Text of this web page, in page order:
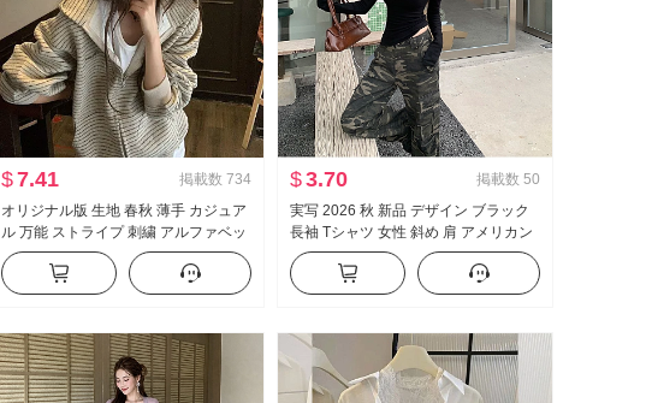
$7.41 掲載数 734
オリジナル版 生地 春秋 薄手 カジュア
ル 万能 ストライプ 刺繍 アルファベッ
ト スウェットシャツ コート
$3.70 掲載数 50
実写 2026 秋 新品 デザイン ブラック
長袖 Tシャツ 女性 斜め 肩 アメリカン
スタイル セクシースタイル オフショ
ルダー オフショルダー トップス